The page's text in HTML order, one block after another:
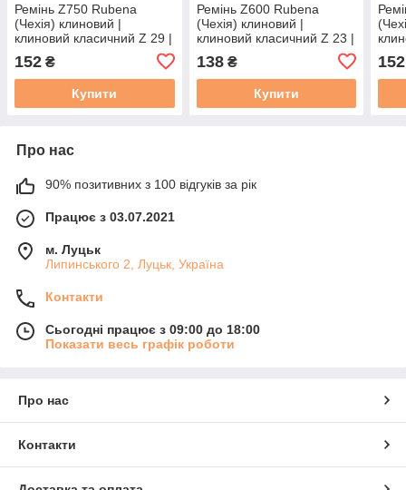
Ремінь Z750 Rubena
(Чехія) клиновий |
клиновий класичний Z 29 |
152 ₴
Купити
Ремінь Z600 Rubena
(Чехія) клиновий |
клиновий класичний Z 23 |
138₴
Купити
152
Про нас
90% позитивних з 100 відгуків за рік
Працює з 03.07.2021
м. Луцьк
Липинського 2, Луцьк, Україна
Контакти
Сьогодні працює з 09:00 до 18:00
Показати весь графік роботи
Про нас
Контакти